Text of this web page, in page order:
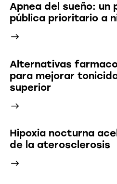
Apnea del sueño: un
pública prioritario a
Alternativas
para mejorar
superior
Hipoxia nocturna
de la aterosclerosis